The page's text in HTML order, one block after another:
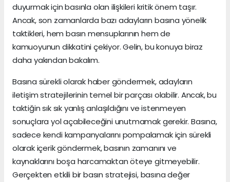
duyurmak için basınla olan ilişkileri kritik önem taşır.
Ancak, son zamanlarda bazı adayların basına yönelik
taktikleri, hem basın mensuplarının hem de
kamuoyunun dikkatini çekiyor. Gelin, bu konuya biraz
daha yakından bakalım.
Basına sürekli olarak haber göndermek, adayların
iletişim stratejilerinin temel bir parçası olabilir. Ancak, bu
taktiğin sık sık yanlış anlaşıldığını ve istenmeyen
sonuçlara yol açabileceğini unutmamak gerekir. Basına,
sadece kendi kampanyalarını pompalamak için sürekli
olarak içerik göndermek, basının zamanını ve
kaynaklarını boşa harcamaktan öteye gitmeyebilir.
Gerçekten etkili bir basın stratejisi, basına değer